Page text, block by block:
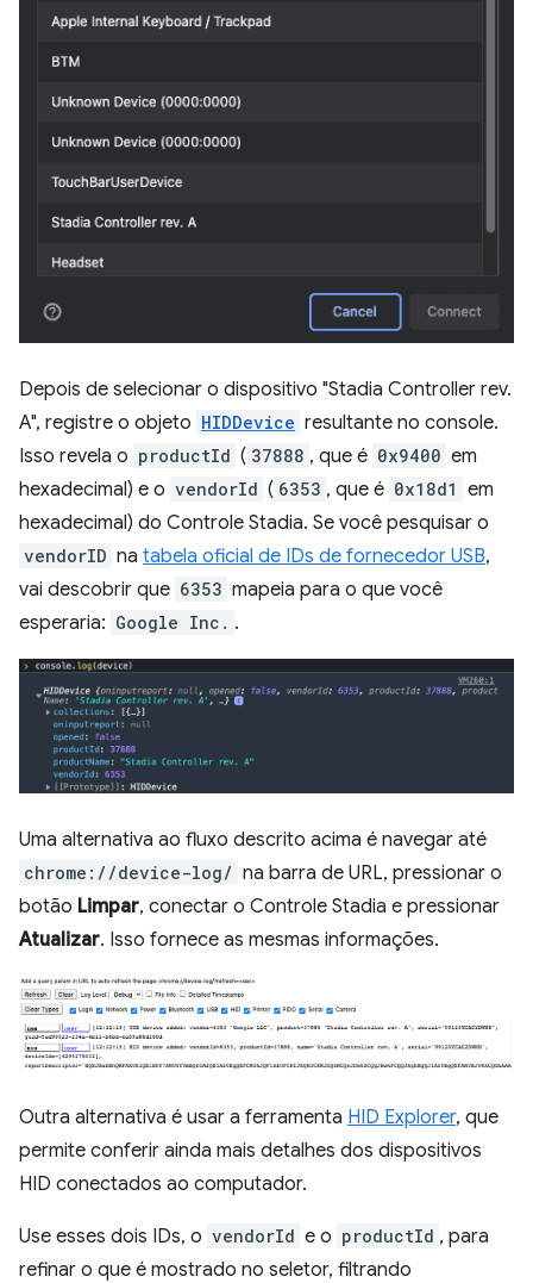
Depois de selecionar o dispositivo "Stadia Controller rev.
A", registre o objeto HIDDevice resultante no console.
Isso revela o productId ( 37888 , que é 0x9400 em
hexadecimal) e o vendorId ( 6353 , que é 0x18d1 em
hexadecimal) do Controle Stadia. Se você pesquisar o
vendorID na tabela oficial de IDs de fornecedor USB,
vai descobrir que 6353 mapeia para o que você
esperaria: Google Inc. .
Uma alternativa ao fluxo descrito acima é navegar até
chrome://device-log/ na barra de URL, pressionar o
botão Limpar, conectar o Controle Stadia e pressionar
Atualizar. Isso fornece as mesmas informações.
Outra alternativa é usar a ferramenta HID Explorer, que
permite conferir ainda mais detalhes dos dispositivos
HID conectados ao computador.
Use esses dois IDs, o vendorId e o productId , para
refinar o que é mostrado no seletor, filtrando